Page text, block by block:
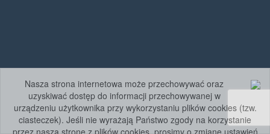
Nasza strona internetowa może przechowywać oraz
uzyskiwać dostęp do informacji przechowywanej w
urządzeniu użytkownika przy wykorzystaniu plików cookies (tzw.
ciasteczek). Jeśli nie wyrażają Państwo zgody na korzystanie
przez naszą stronę z plików cookies, prosimy o zmianę ustawień